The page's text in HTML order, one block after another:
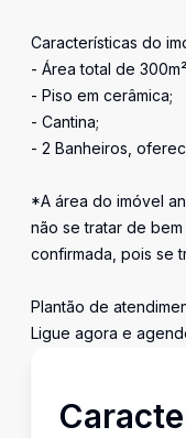
Características do
- Área total de
- Piso em cerâmica;
- Cantina;
- 2 Banheiros,
*A área do imóvel
não se tratar de
confirmada, pois se
Plantão de
Ligue agora e